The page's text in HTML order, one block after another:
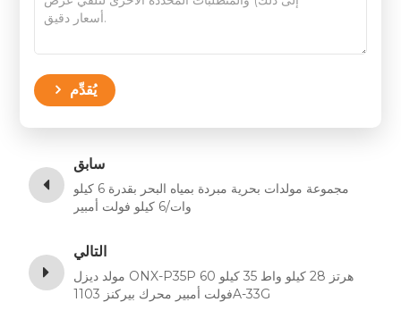
يُقدِّم
سابق
مجموعة مولدات بحرية مبردة بمياه البحر بقدرة 6 كيلو
وات/6 كيلو فولت أمبير
التالي
مولد ديزل ONX-P35P 60 هرتز 28 كيلو واط 35 كيلو
فولت أمبير محرك بيركنز 1103A-33G